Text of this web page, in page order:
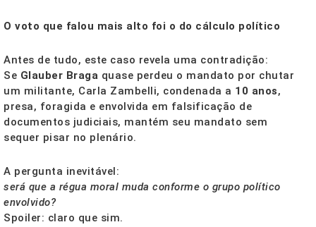
O voto que falou mais alto foi o do cálculo político
Antes de tudo, este caso revela uma contradição:
Se Glauber Braga quase perdeu o mandato por chutar
um militante, Carla Zambelli, condenada a 10 anos,
presa, foragida e envolvida em falsificação de
documentos judiciais, mantém seu mandato sem
sequer pisar no plenário.
A pergunta inevitável:
será que a régua moral muda conforme o grupo político
envolvido?
Spoiler: claro que sim.